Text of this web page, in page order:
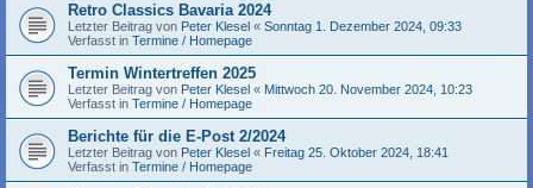
Retro Classics Bavaria 2024
Letzter Beitrag von Peter Klesel « Sonntag 1. Dezember 2024, 09:33
Verfasst in Termine / Homepage
Termin Wintertreffen 2025
Letzter Beitrag von Peter Klesel « Mittwoch 20. November 2024, 10:23
Verfasst in Termine / Homepage
Berichte für die E-Post 2/2024
Letzter Beitrag von Peter Klesel « Freitag 25. Oktober 2024, 18:41
Verfasst in Termine / Homepage